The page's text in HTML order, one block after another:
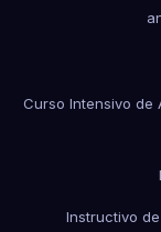
Curso Intensivo de
Instructivo